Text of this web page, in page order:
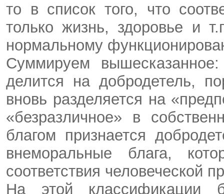
то в список того, что
только жизнь, здоровье и
нормальному
Суммируем
делится на добродетель,
вновь разделяется на
«безразличное» в
благом признается
внеморальные блага,
соответствия человеческой
На этой классификации